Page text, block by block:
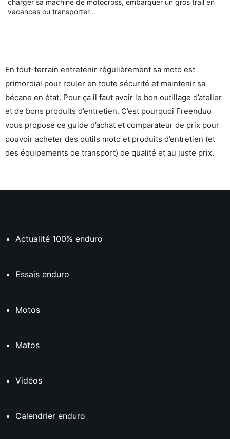
En tout-terrain entretenir régulièrement sa moto est
primordial pour rouler en toute sécurité et maintenir sa
bécane en état. Pour ça il faut avoir le bon outillage d’atelier
et de bons produits d’entretien. C’est pourquoi Freenduo
vous propose ce guide d’achat et comparateur de prix pour
pouvoir acheter des outils moto et produits d’entretien (et
des équipements de transport) de qualité et au juste prix.
charger sa machine de motocross, embarquer un gros trail en
vacances ou transporter…
Actualité 100% enduro
Essais enduro
Motos
Matos
Vidéos
Calendrier enduro